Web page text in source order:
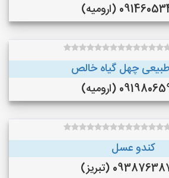
(ارومیه)
چهل گیاه خالص
(ارومیه)
کندو عسل
(تبریز)